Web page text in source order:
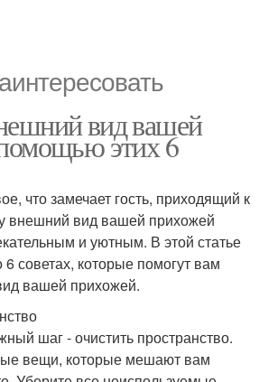
вид вашей
этих 6
что замечает гость, приходящий к
внешний вид вашей прихожей
и уютным. В этой статье
советах, которые помогут вам
вашей прихожей.
шаг - очистить пространство.
вещи, которые мешают вам